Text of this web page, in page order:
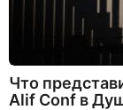
Что
Alif Conf в